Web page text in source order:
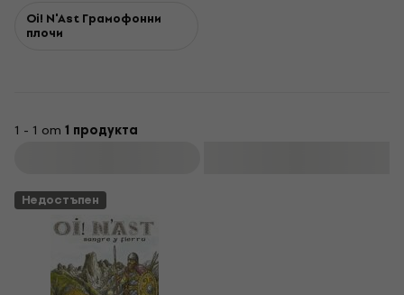
Oi! N'Ast Грамофонни
плочи
1 - 1 от 1 продукта
Недостъпен